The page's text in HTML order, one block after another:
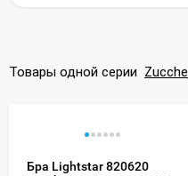
Товары одной серии Zucche
Бра Lightstar 820620